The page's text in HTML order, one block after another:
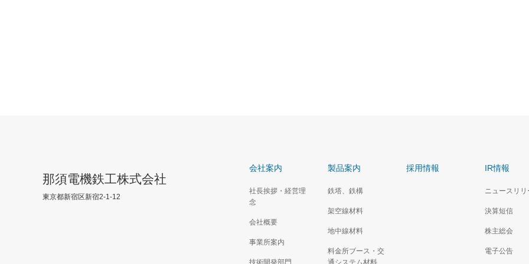
会社案内
社長挨拶・経営理
念
会社概要
事業所案内
技術開発部門
製品案内
鉄塔、鉄構
架空線材料
地中線材料
料金所ブース・交
通システム材料
採用情報 IR情報
ニュースリリ
決算短信
株主総会
電子公告
那須電機鉄工株式会社
東京都新宿区新宿2-1-12